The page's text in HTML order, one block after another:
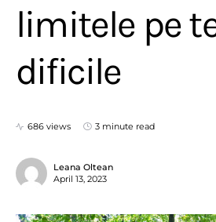
limitele pe
dificile
686 views 3 minute read
Leana Oltean
April 13, 2023